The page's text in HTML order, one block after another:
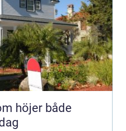
höjer både